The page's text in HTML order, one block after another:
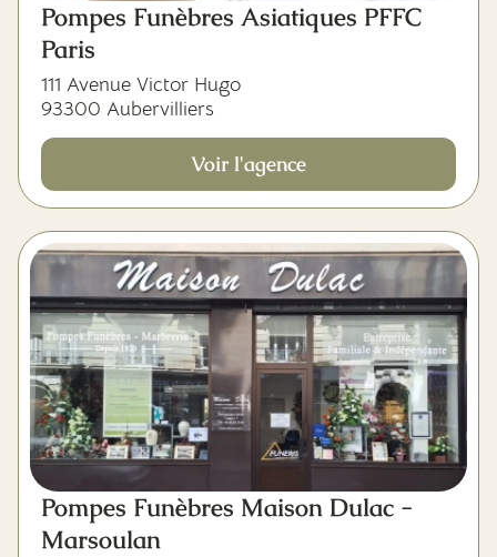
Pompes Funèbres Asiatiques PFFC
Paris
111 Avenue Victor Hugo
93300 Aubervilliers
Voir l'agence
Pompes Funèbres Maison Dulac -
Marsoulan